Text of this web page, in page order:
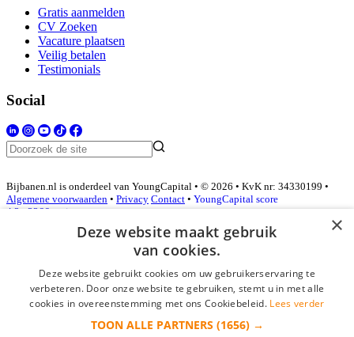
Gratis aanmelden
CV Zoeken
Vacature plaatsen
Veilig betalen
Testimonials
Social
Bijbanen.nl is onderdeel van YoungCapital • © 2026 • KvK nr: 34330199 •
Algemene voorwaarden • Privacy Contact • YoungCapital score
4.3 - 3366 reviews
Inloggen als bedrijf
*
×
Deze website maakt gebruik
van cookies.
Deze website gebruikt cookies om uw gebruikerservaring te
verbeteren. Door onze website te gebruiken, stemt u in met alle
cookies in overeenstemming met ons Cookiebeleid. Lees verder
TOON ALLE PARTNERS (1656) →